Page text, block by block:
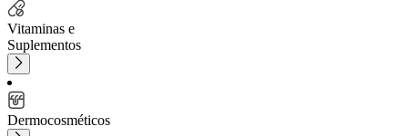
Vitaminas e
Suplementos
Dermocosméticos